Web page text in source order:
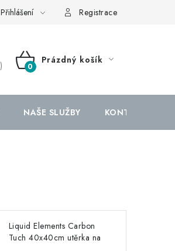
Přihlášení Registrace
NÁKUPNÍ
Prázdný košík
NAŠE SLUŽBY KONTAKTY
Liquid Elements Carbon
Tuch 40x40cm utěrka na